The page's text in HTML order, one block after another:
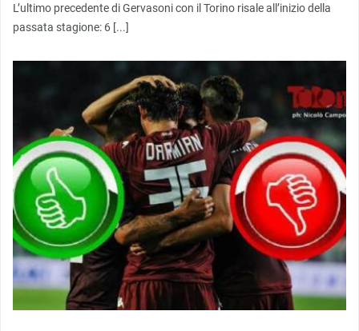
L’ultimo precedente di Gervasoni con il Torino risale all’inizio della
passata stagione: 6 [...]